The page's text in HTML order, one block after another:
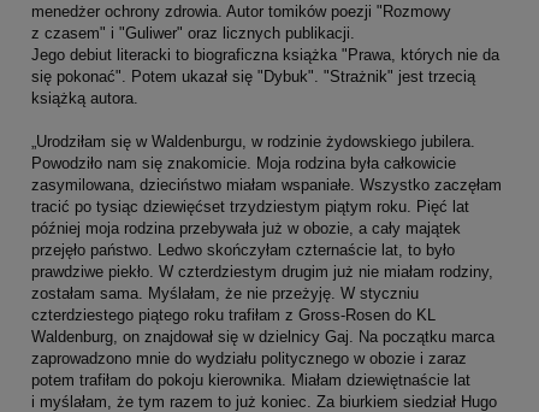
menedżer ochrony zdrowia. Autor tomików poezji "Rozmowy
z czasem" i "Guliwer" oraz licznych publikacji.
Jego debiut literacki to biograficzna książka "Prawa, których nie da
się pokonać". Potem ukazał się "Dybuk". "Strażnik" jest trzecią
książką autora.
„Urodziłam się w Waldenburgu, w rodzinie żydowskiego jubilera.
Powodziło nam się znakomicie. Moja rodzina była całkowicie
zasymilowana, dzieciństwo miałam wspaniałe. Wszystko zaczęłam
tracić po tysiąc dziewięćset trzydziestym piątym roku. Pięć lat
później moja rodzina przebywała już w obozie, a cały majątek
przejęło państwo. Ledwo skończyłam czternaście lat, to było
prawdziwe piekło. W czterdziestym drugim już nie miałam rodziny,
zostałam sama. Myślałam, że nie przeżyję. W styczniu
czterdziestego piątego roku trafiłam z Gross-Rosen do KL
Waldenburg, on znajdował się w dzielnicy Gaj. Na początku marca
zaprowadzono mnie do wydziału politycznego w obozie i zaraz
potem trafiłam do pokoju kierownika. Miałam dziewiętnaście lat
i myślałam, że tym razem to już koniec. Za biurkiem siedział Hugo